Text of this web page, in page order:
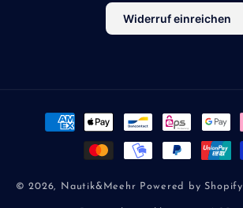
Widerruf einreichen
Zahlungsmethoden
© 2026, Nautik&Meehr Powered by Shopify